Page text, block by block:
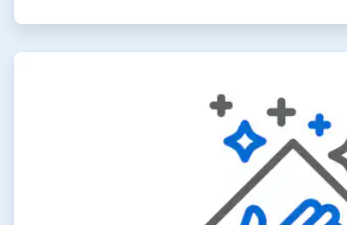
ArticleTile